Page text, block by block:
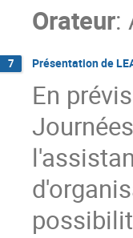
Orateur:
7 Présentation de
En